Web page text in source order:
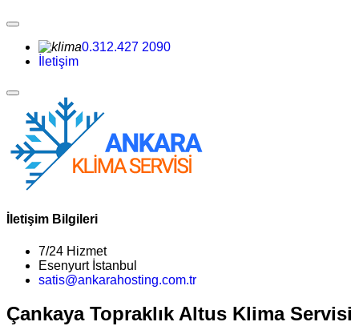
0.312.427 2090
İletişim
İletişim Bilgileri
7/24 Hizmet
Esenyurt İstanbul
satis@ankarahosting.com.tr
Çankaya Topraklık Altus Klima Servisi